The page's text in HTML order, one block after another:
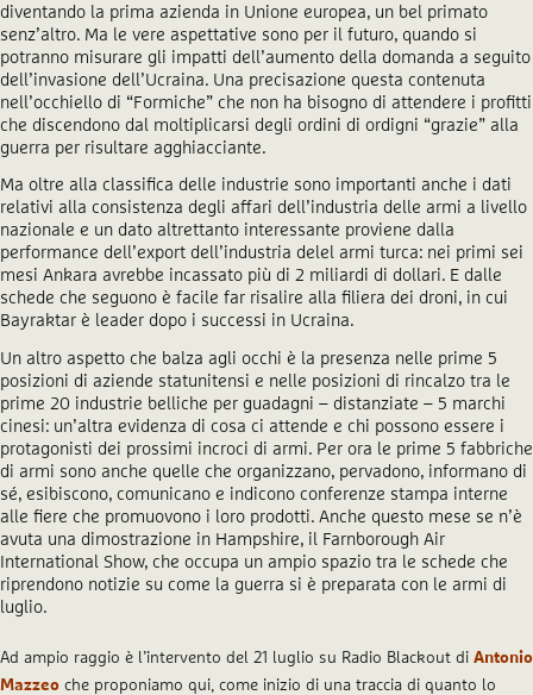
diventando la prima azienda in Unione europea, un bel primato
senz’altro. Ma le vere aspettative sono per il futuro, quando si
potranno misurare gli impatti dell’aumento della domanda a seguito
dell’invasione dell’Ucraina. Una precisazione questa contenuta
nell’occhiello di “Formiche” che non ha bisogno di attendere i profitti
che discendono dal moltiplicarsi degli ordini di ordigni “grazie” alla
guerra per risultare agghiacciante.
Ma oltre alla classifica delle industrie sono importanti anche i dati
relativi alla consistenza degli affari dell’industria delle armi a livello
nazionale e un dato altrettanto interessante proviene dalla
performance dell’export dell’industria delel armi turca: nei primi sei
mesi Ankara avrebbe incassato più di 2 miliardi di dollari. E dalle
schede che seguono è facile far risalire alla filiera dei droni, in cui
Bayraktar è leader dopo i successi in Ucraina.
Un altro aspetto che balza agli occhi è la presenza nelle prime 5
posizioni di aziende statunitensi e nelle posizioni di rincalzo tra le
prime 20 industrie belliche per guadagni – distanziate – 5 marchi
cinesi: un’altra evidenza di cosa ci attende e chi possono essere i
protagonisti dei prossimi incroci di armi. Per ora le prime 5 fabbriche
di armi sono anche quelle che organizzano, pervadono, informano di
sé, esibiscono, comunicano e indicono conferenze stampa interne
alle fiere che promuovono i loro prodotti. Anche questo mese se n’è
avuta una dimostrazione in Hampshire, il Farnborough Air
International Show, che occupa un ampio spazio tra le schede che
riprendono notizie su come la guerra si è preparata con le armi di
luglio.
Ad ampio raggio è l’intervento del 21 luglio su Radio Blackout di Antonio
Mazzeo che proponiamo qui, come inizio di una traccia di quanto lo